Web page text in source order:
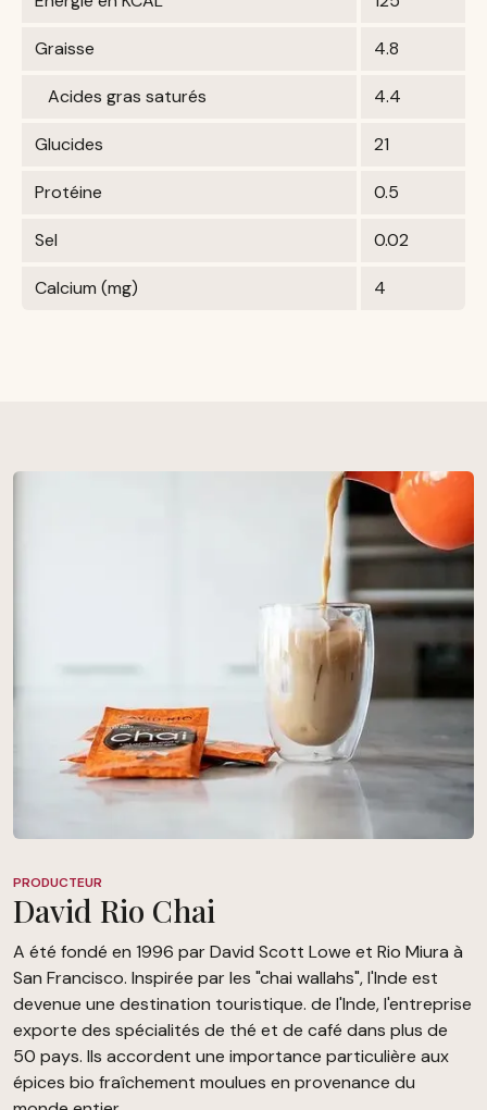
Graisse 4.8
Acides gras saturés 4.4
Glucides 21
Protéine 0.5
Sel 0.02
Calcium (mg) 4
PRODUCTEUR
David Rio Chai
A été fondé en 1996 par David Scott Lowe et Rio Miura à
San Francisco. Inspirée par les "chai wallahs", l'Inde est
devenue une destination touristique. de l'Inde, l'entreprise
exporte des spécialités de thé et de café dans plus de
50 pays. Ils accordent une importance particulière aux
épices bio fraîchement moulues en provenance du